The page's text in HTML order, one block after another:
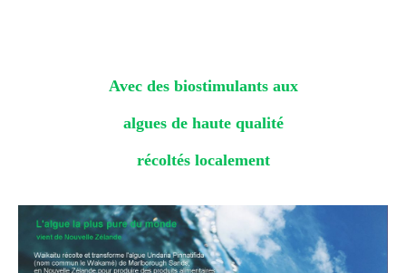
Avec des biostimulants aux
algues de haute qualité
récoltés localement